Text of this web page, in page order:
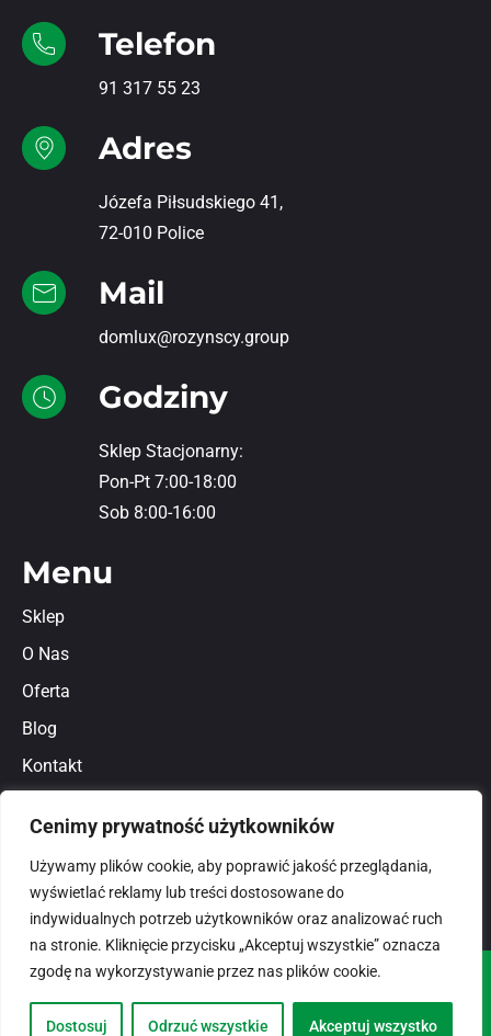
Cenimy prywatność użytkowników
Używamy plików cookie, aby poprawić jakość przeglądania,
wyświetlać reklamy lub treści dostosowane do
indywidualnych potrzeb użytkowników oraz analizować ruch
na stronie. Kliknięcie przycisku „Akceptuj wszystkie” oznacza
zgodę na wykorzystywanie przez nas plików cookie.
Dostosuj Odrzuć wszystkie Akceptuj wszystko
Telefon
91 317 55 23
Adres
Józefa Piłsudskiego 41,
72-010 Police
Mail
domlux@rozynscy.group
Godziny
Sklep Stacjonarny:
Pon-Pt 7:00-18:00
Sob 8:00-16:00
Menu
Sklep
O Nas
Oferta
Blog
Kontakt
Polityka prywatności
© 2026domlux.plZaprojektowany przez: